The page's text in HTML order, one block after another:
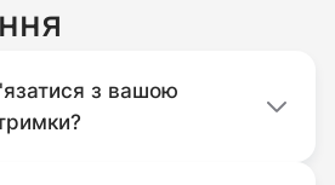
з вашою